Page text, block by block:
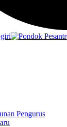
Pengurus